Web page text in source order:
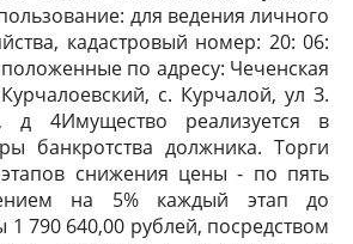
для ведения личного
кадастровый номер: 20: 06:
по адресу: Чеченская
с. Курчалой, ул З.
д 4Имущество реализуется в
банкротства должника. Торги
снижения цены - по пять
на 5% каждый этап до
790 640,00 рублей, посредством